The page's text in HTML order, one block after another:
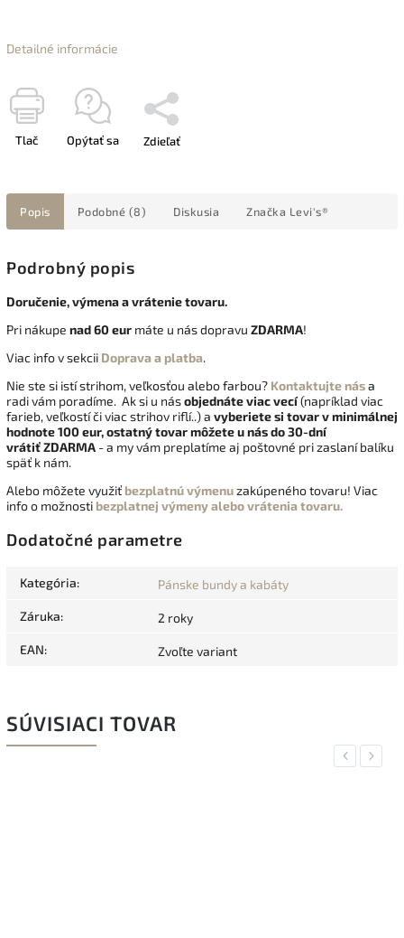
Detailné informácie
Tlač Opýtať sa Zdieľať
Popis Podobné (8) Diskusia Značka Levi's®
Podrobný popis
Doručenie, výmena a vrátenie tovaru.
Pri nákupe nad 60 eur máte u nás dopravu ZDARMA!
Viac info v sekcii Doprava a platba.
Nie ste si istí strihom, veľkosťou alebo farbou? Kontaktujte nása
radi vám poradíme. Ak si u násobjednáte viac vecí(napríklad viac
farieb, veľkostí či viac strihov riflí..) a vyberiete si tovar v minimálnej
hodnote 100 eur, ostatný tovar môžete u nás do 30-dní
vrátiťZDARMA - a my vám preplatíme aj poštovné pri zaslaní balíku
späť k nám.
Alebo môžete využiť bezplatnú výmenuzakúpeného tovaru! Viac
info o možnosti bezplatnej výmeny alebo vrátenia tovaru.
Dodatočné parametre
Kategória: Pánske bundy a kabáty
Záruka: 2 roky
EAN: Zvoľte variant
SÚVISIACI TOVAR
Previous
Next